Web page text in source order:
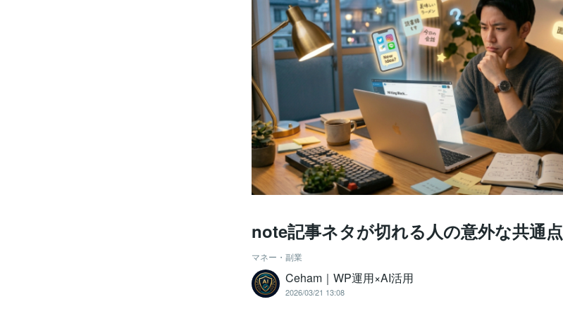
note記事ネタが切れる人の意外な共通点
マネー・副業
Ceham｜WP運用×AI活用
2026/03/21 13:08